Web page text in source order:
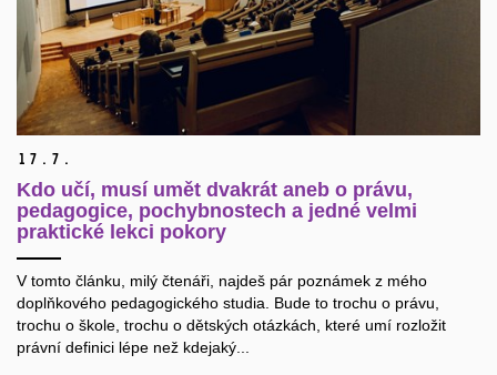
17. 7.
Kdo učí, musí umět dvakrát aneb o právu,
pedagogice, pochybnostech a jedné velmi
praktické lekci pokory
V tomto článku, milý čtenáři, najdeš pár poznámek z mého
doplňkového pedagogického studia. Bude to trochu o právu,
trochu o škole, trochu o dětských otázkách, které umí rozložit
právní definici lépe než kdejaký...